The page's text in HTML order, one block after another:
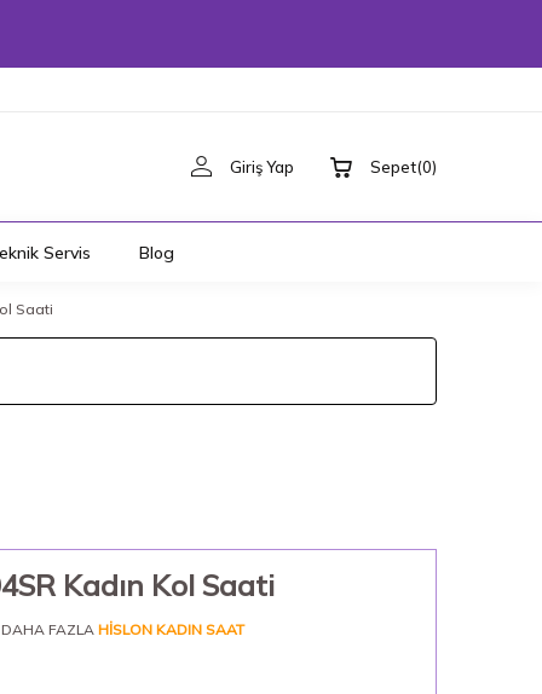
Giriş Yap Sepet(0)
Servis Blog
Saati
Kadın Kol Saati
DAHA FAZLA HISLON KADIN SAAT